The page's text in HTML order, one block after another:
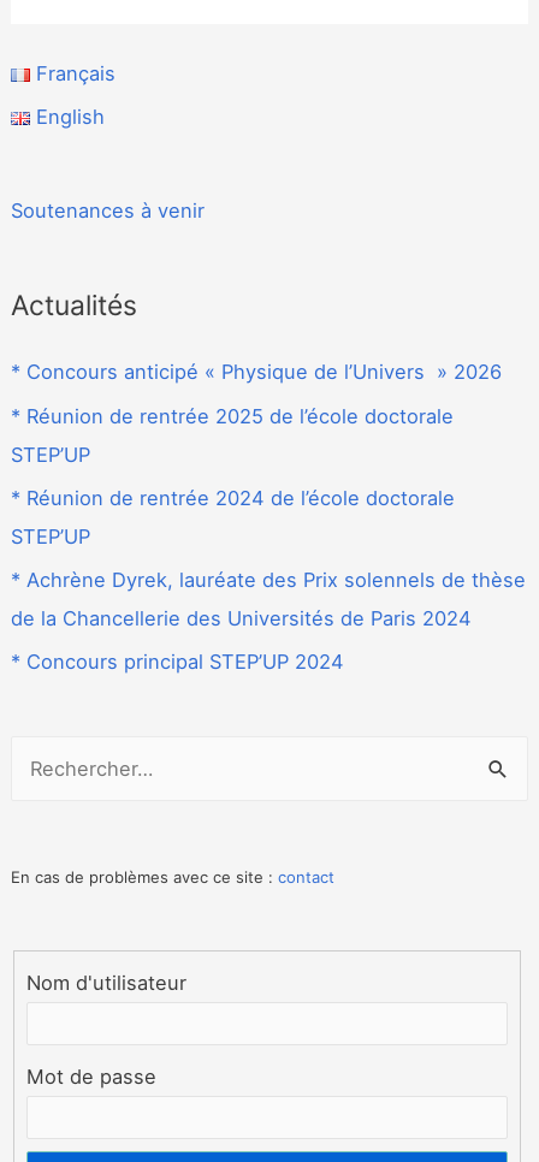
Français
English
Soutenances à venir
Actualités
* Concours anticipé « Physique de l’Univers » 2026
* Réunion de rentrée 2025 de l’école doctorale
STEP’UP
* Réunion de rentrée 2024 de l’école doctorale
STEP’UP
* Achrène Dyrek, lauréate des Prix solennels de thèse
de la Chancellerie des Universités de Paris 2024
* Concours principal STEP’UP 2024
h
r
En cas de problèmes avec ce site : contact
Nom d'utilisateur
Mot de passe